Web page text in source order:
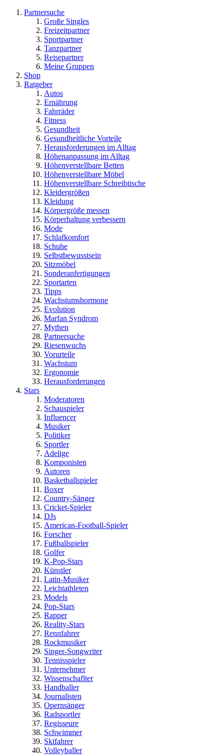
Partnersuche
Große Singles
Freizeitpartner
Sportpartner
Tanzpartner
Reisepartner
Meine Gruppen
Shop
Ratgeber
Autos
Ernährung
Fahrräder
Fitness
Gesundheit
Gesundheitliche Vorteile
Herausforderungen im Alltag
Höhenanpassung im Alltag
Höhenverstellbare Betten
Höhenverstellbare Möbel
Höhenverstellbare Schreibtische
Kleidergrößen
Kleidung
Körpergröße messen
Körperhaltung verbessern
Mode
Schlafkomfort
Schuhe
Selbstbewusstsein
Sitzmöbel
Sonderanfertigungen
Sportarten
Tipps
Wachstumshormone
Evolution
Marfan Syndrom
Mythen
Partnersuche
Riesenwuchs
Vorurteile
Wachstum
Ergonomie
Herausforderungen
Stars
Moderatoren
Schauspieler
Influencer
Musiker
Politiker
Sportler
Adelige
Komponisten
Autoren
Basketballspieler
Boxer
Country-Sänger
Cricket-Spieler
DJs
American-Football-Spieler
Forscher
Fußballspieler
Golfer
K-Pop-Stars
Künstler
Latin-Musiker
Leichtathleten
Models
Pop-Stars
Rapper
Reality-Stars
Rennfahrer
Rockmusiker
Singer-Songwriter
Tennisspieler
Unternehmer
Wissenschaflter
Handballer
Journalisten
Opernsänger
Radsportler
Regisseure
Schwimmer
Skifahrer
Volleyballer